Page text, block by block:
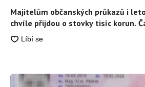
Majitelům občanských průkazů i
chvíle přijdou o stovky tisíc korun.